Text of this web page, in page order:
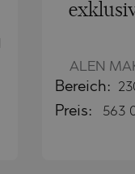
ALEN
Bereich:
Preis: 563